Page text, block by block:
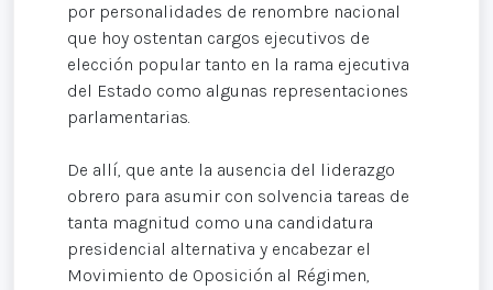
por personalidades de renombre nacional
que hoy ostentan cargos ejecutivos de
elección popular tanto en la rama ejecutiva
del Estado como algunas representaciones
parlamentarias.
De allí, que ante la ausencia del liderazgo
obrero para asumir con solvencia tareas de
tanta magnitud como una candidatura
presidencial alternativa y encabezar el
Movimiento de Oposición al Régimen,